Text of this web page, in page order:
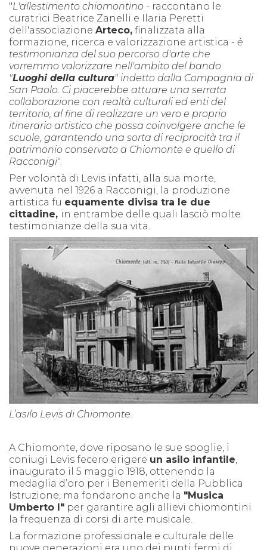
"L'allestimento chiomontino - raccontano le
curatrici Beatrice Zanelli e Ilaria Peretti
dell'associazione Arteco, finalizzata alla
formazione, ricerca e valorizzazione artistica - è
testimonianza del suo percorso d'arte che
vorremmo valorizzare nell'ambito del bando
"Luoghi della cultura" indetto dalla Compagnia di
San Paolo. Ci piacerebbe attuare una serrata
collaborazione con realtà culturali ed enti del
territorio, al fine di realizzare un vero e proprio
itinerario artistico che possa coinvolgere anche le
scuole, garantendo una sorta di reciprocità tra il
patrimonio conservato a Chiomonte e quello di
Racconigi".
Per volontà di Levis infatti, alla sua morte,
avvenuta nel 1926 a Racconigi, la produzione
artistica fu equamente divisa tra le due
cittadine, in entrambe delle quali lasciò molte
testimonianze della sua vita.
L’asilo Levis di Chiomonte.
A Chiomonte, dove riposano le sue spoglie, i
coniugi Levis fecero erigere un asilo infantile,
inaugurato il 5 maggio 1918, ottenendo la
medaglia d’oro per i Benemeriti della Pubblica
Istruzione, ma fondarono anche la "Musica
Umberto I" per garantire agli allievi chiomontini
la frequenza di corsi di arte musicale.
La formazione professionale e culturale delle